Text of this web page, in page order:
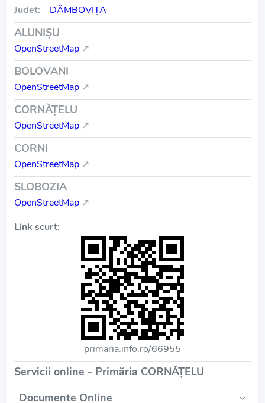
Judet:
DÂMBOVIŢA
ALUNIŞU
OpenStreetMap ↗
BOLOVANI
OpenStreetMap ↗
CORNĂŢELU
OpenStreetMap ↗
CORNI
OpenStreetMap ↗
SLOBOZIA
OpenStreetMap ↗
Link scurt:
primaria.info.ro/66955
Servicii online - Primăria CORNĂŢELU
Documente Online